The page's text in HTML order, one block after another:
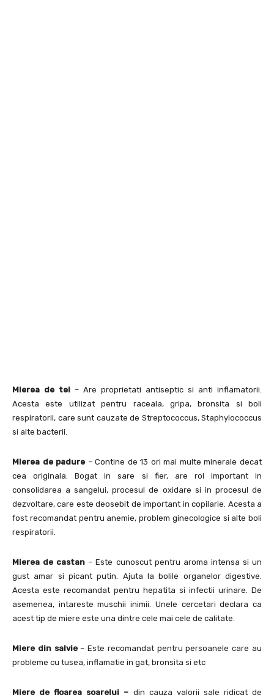
Mierea de tei – Are proprietati antiseptic si anti inflamatorii.
Acesta este utilizat pentru raceala, gripa, bronsita si boli
respiratorii, care sunt cauzate de Streptococcus, Staphylococcus
si alte bacterii.
Mierea de padure – Contine de 13 ori mai multe minerale decat
cea originala. Bogat in sare si fier, are rol important in
consolidarea a sangelui, procesul de oxidare si in procesul de
dezvoltare, care este deosebit de important in copilarie. Acesta a
fost recomandat pentru anemie, problem ginecologice si alte boli
respiratorii.
Mierea de castan – Este cunoscut pentru aroma intensa si un
gust amar si picant putin. Ajuta la bolile organelor digestive.
Acesta este recomandat pentru hepatita si infectii urinare. De
asemenea, intareste muschii inimii. Unele cercetari declara ca
acest tip de miere este una dintre cele mai cele de calitate.
Miere din salvie– Este recomandat pentru persoanele care au
probleme cu tusea, inflamatie in gat, bronsita si etc
Miere de floarea soarelui – din cauza valorii sale ridicat de